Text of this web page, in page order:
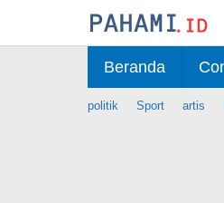
Beranda
politik Sport artis